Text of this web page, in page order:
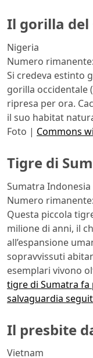
Il gorilla del
Nigeria
Numero
Si credeva estinto
gorilla occidentale
ripresa per ora.
il suo habitat
Foto | Commons
Tigre di
Sumatra Indonesia
Numero
Questa piccola
milione di anni, il
all’espansione
sopravvissuti
esemplari vivono
tigre di Sumatra
salvaguardia
Il presbite
Vietnam